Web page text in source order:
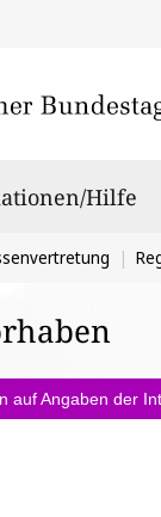
Hilfe
auf Angaben der